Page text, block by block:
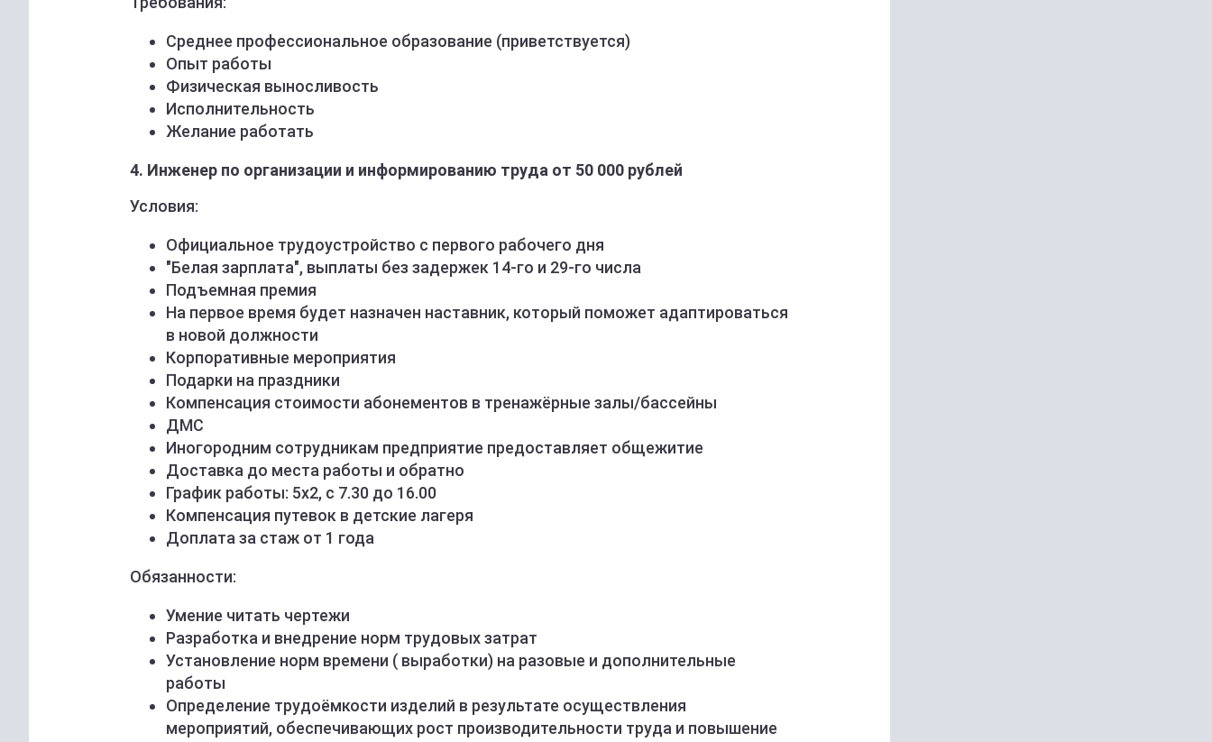
Среднее профессиональное образование (приветствуется)
Опыт работы
Физическая выносливость
Исполнительность
Желание работать
4. Инженер по организации и информированию труда от 50 000 рублей
Условия:
Официальное трудоустройство с первого рабочего дня
"Белая зарплата", выплаты без задержек 14-го и 29-го числа
Подъемная премия
На первое время будет назначен наставник, который поможет адаптироваться
в новой должности
Корпоративные мероприятия
Подарки на праздники
Компенсация стоимости абонементов в тренажёрные залы/бассейны
ДМС
Иногородним сотрудникам предприятие предоставляет общежитие
Доставка до места работы и обратно
График работы: 5х2, с 7.30 до 16.00
Компенсация путевок в детские лагеря
Доплата за стаж от 1 года
Обязанности:
Умение читать чертежи
Разработка и внедрение норм трудовых затрат
Установление норм времени ( выработки) на разовые и дополнительные
работы
Определение трудоёмкости изделий в результате осуществления
мероприятий, обеспечивающих рост производительности труда и повышение